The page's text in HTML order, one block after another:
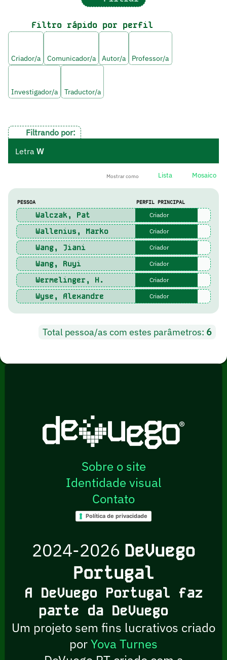
Filtro rápido por perfil
Criador/a Comunicador/a Autor/a Professor/a
Investigador/a Traductor/a
Filtrando por:
LetraW
Mostrar como Lista Mosaico
PESSOA PERFIL PRINCIPAL
Walczak, Pat Criador
Wallenius, Marko Criador
Wang, Jiani Criador
Wang, Ruyi Criador
Wermelinger, H. Criador
Wyse, Alexandre Criador
Total pessoa/as com estes parâmetros: 6
Sobre o site
Identidade visual
Contato
Política de privacidade
2024-2026 DeVuego
Portugal
A DeVuego Portugal faz
parte da DeVuego
Um projeto sem fins lucrativos criado
porYova Turnes